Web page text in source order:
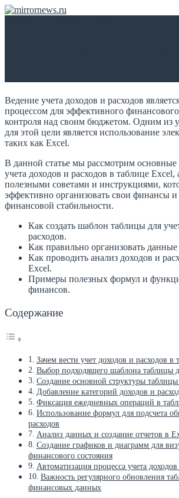
Ведение учета доходов и расходов
процессом для эффективного
контроля над своим бюджетом. Одним из
для этой цели является использование
таких как Excel.
В данной статье мы рассмотрим
учета доходов и расходов в таблице
полезными советами и инструкциями,
эффективно организовать свои финансы и
финансовой стабильности.
Как создать шаблон таблицы для
расходов.
Как правильно организовать данные
Как проводить анализ доходов и
Excel.
Примеры полезных формул и
финансов.
Содержание
Зачем вести учет доходов и расходов в
Выбор подходящего шаблона таблицы
Создание основной структуры
Добавление категорий доходов и
Фиксация ежедневных операций в
Использование формул для подсчета
расходов
Анализ данных и создание отчетов в
Создание графиков и диаграмм для
финансового состояния
Автоматизация процесса учета
Важность регулярного обновления
финансовых данных